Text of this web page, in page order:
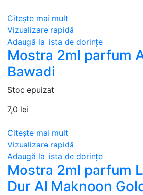
Citește mai mult
Vizualizare rapidă
Adaugă la lista de dorințe
Mostra 2ml parfum
Bawadi
Stoc epuizat
7,0 lei
Citește mai mult
Vizualizare rapidă
Adaugă la lista de dorințe
Mostra 2ml parfum
Dur Al Maknoon